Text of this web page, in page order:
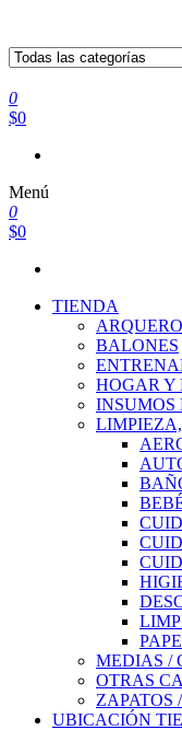
0
$0
Menú
0
$0
TIENDA
ARQUERO
BALONES
HOGAR Y
INSUMOS
MEDIAS /
OTRAS
ZAPATOS
UBICACIÓN